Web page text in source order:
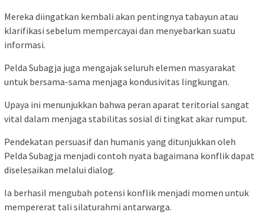
Mereka diingatkan kembali akan pentingnya tabayun atau
klarifikasi sebelum mempercayai dan menyebarkan suatu
informasi.
Pelda Subagja juga mengajak seluruh elemen masyarakat
untuk bersama-sama menjaga kondusivitas lingkungan.
Upaya ini menunjukkan bahwa peran aparat teritorial sangat
vital dalam menjaga stabilitas sosial di tingkat akar rumput.
Pendekatan persuasif dan humanis yang ditunjukkan oleh
Pelda Subagja menjadi contoh nyata bagaimana konflik dapat
diselesaikan melalui dialog.
Ia berhasil mengubah potensi konflik menjadi momen untuk
mempererat tali silaturahmi antarwarga.